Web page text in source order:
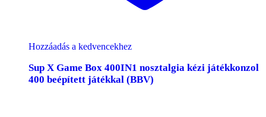
Hozzáadás a kedvencekhez
Sup X Game Box 400IN1 nosztalgia kézi játékkonzol
400 beépített játékkal (BBV)